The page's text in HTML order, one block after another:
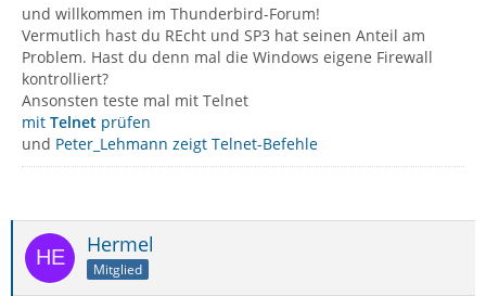
und willkommen im Thunderbird-Forum!
Vermutlich hast du REcht und SP3 hat seinen Anteil am
Problem. Hast du denn mal die Windows eigene Firewall
kontrolliert?
Ansonsten teste mal mit Telnet
mit Telnet prüfen
und Peter_Lehmann zeigt Telnet-Befehle
Hermel
Mitglied